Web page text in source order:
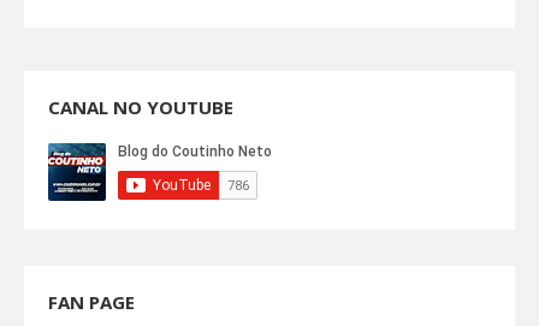
CANAL NO YOUTUBE
FAN PAGE